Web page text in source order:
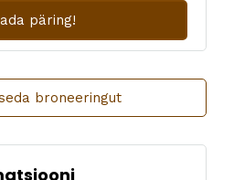
broneeringut